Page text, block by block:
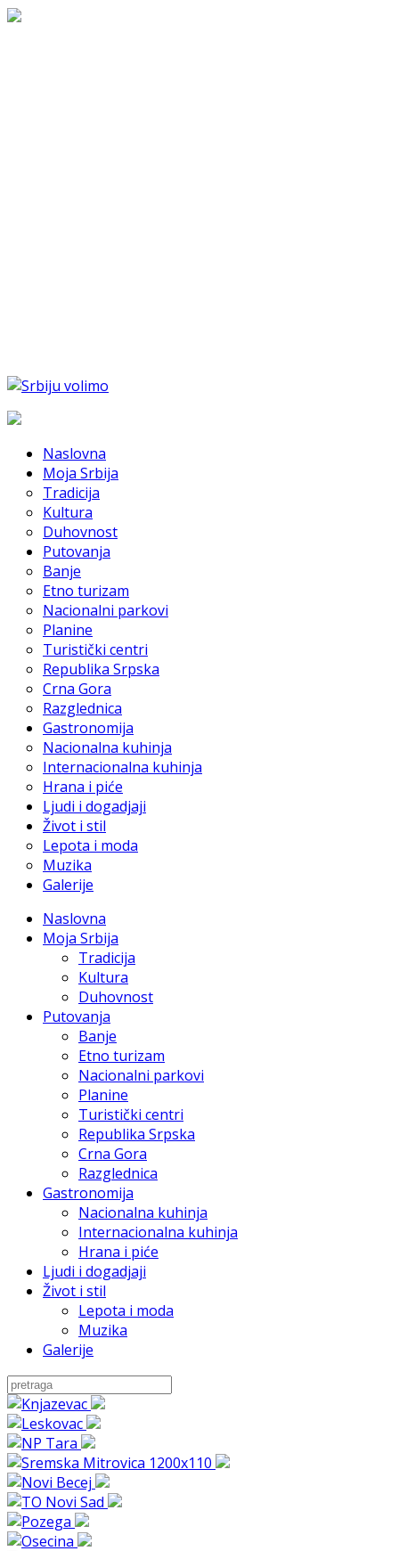
Naslovna
Moja Srbija
Tradicija
Kultura
Duhovnost
Putovanja
Banje
Etno turizam
Nacionalni parkovi
Planine
Turistički centri
Republika Srpska
Crna Gora
Razglednica
Gastronomija
Nacionalna kuhinja
Internacionalna kuhinja
Hrana i piće
Ljudi i dogadjaji
Život i stil
Lepota i moda
Muzika
Galerije
Naslovna
Moja Srbija
Tradicija
Kultura
Duhovnost
Putovanja
Banje
Etno turizam
Nacionalni parkovi
Planine
Turistički centri
Republika Srpska
Crna Gora
Razglednica
Gastronomija
Nacionalna kuhinja
Internacionalna kuhinja
Hrana i piće
Ljudi i dogadjaji
Život i stil
Lepota i moda
Muzika
Galerije